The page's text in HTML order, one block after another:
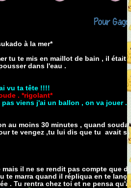
Pour
à la mer*
tu te mis en maillot de bain , il
dans l'eau .
vu ta tête !!!!
. *rigolant*
viens j'ai un ballon , on va jouer .
au moins 30 minutes , quand
te vengez ,tu lui dis que tu avait
il ne se rendit pas compte que
te marra quand il répliqua en te
. Tu rentra chez toi et ne pensa